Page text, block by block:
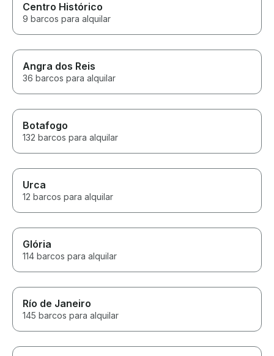
Centro Histórico
9 barcos para alquilar
Angra dos Reis
36 barcos para alquilar
Botafogo
132 barcos para alquilar
Urca
12 barcos para alquilar
Glória
114 barcos para alquilar
Río de Janeiro
145 barcos para alquilar